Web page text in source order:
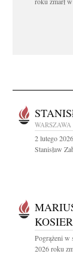
WARSZAWA
2 lutego
Stanisław
Pogrążeni w
2026 roku